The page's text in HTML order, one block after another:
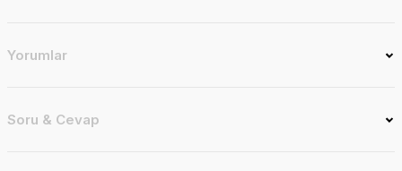
Yorumlar
Soru & Cevap